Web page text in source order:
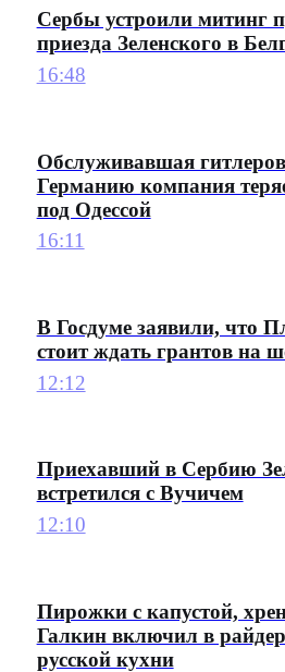
Сербы устроили митинг
приезда Зеленского в
16:48
Обслуживавшая
Германию компания
под Одессой
16:11
В Госдуме заявили, что
стоит ждать грантов на
12:12
Приехавший в Сербию
встретился с Вучичем
12:10
Пирожки с капустой,
Галкин включил в
русской кухни